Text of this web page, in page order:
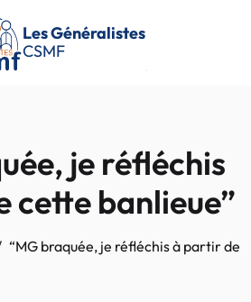
Les Généralistes
CSMF
je réfléchis
cette banlieue”
“MG braquée, je réfléchis à partir de